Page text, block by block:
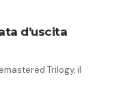
d’uscita
Trilogy, il